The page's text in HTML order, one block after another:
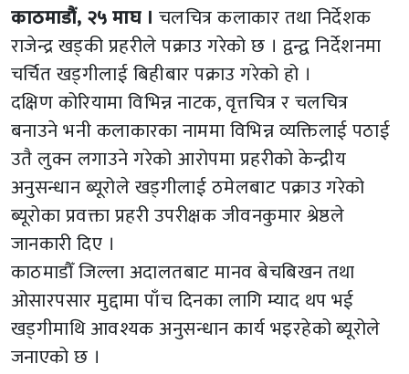
काठमाडौं, २५ माघ । चलचित्र कलाकार तथा निर्देशक
राजेन्द्र खड्की प्रहरीले पक्राउ गरेको छ । द्वन्द्व निर्देशनमा
चर्चित खड्गीलाई बिहीबार पक्राउ गरेको हो ।
दक्षिण कोरियामा विभिन्न नाटक, वृत्तचित्र र चलचित्र
बनाउने भनी कलाकारका नाममा विभिन्न व्यक्तिलाई पठाई
उतै लुक्न लगाउने गरेको आरोपमा प्रहरीको केन्द्रीय
अनुसन्धान ब्यूरोले खड्गीलाई ठमेलबाट पक्राउ गरेको
ब्यूरोका प्रवक्ता प्रहरी उपरीक्षक जीवनकुमार श्रेष्ठले
जानकारी दिए ।
काठमाडौँ जिल्ला अदालतबाट मानव बेचबिखन तथा
ओसारपसार मुद्दामा पाँच दिनका लागि म्याद थप भई
खड्गीमाथि आवश्यक अनुसन्धान कार्य भइरहेको ब्यूरोले
जनाएको छ ।